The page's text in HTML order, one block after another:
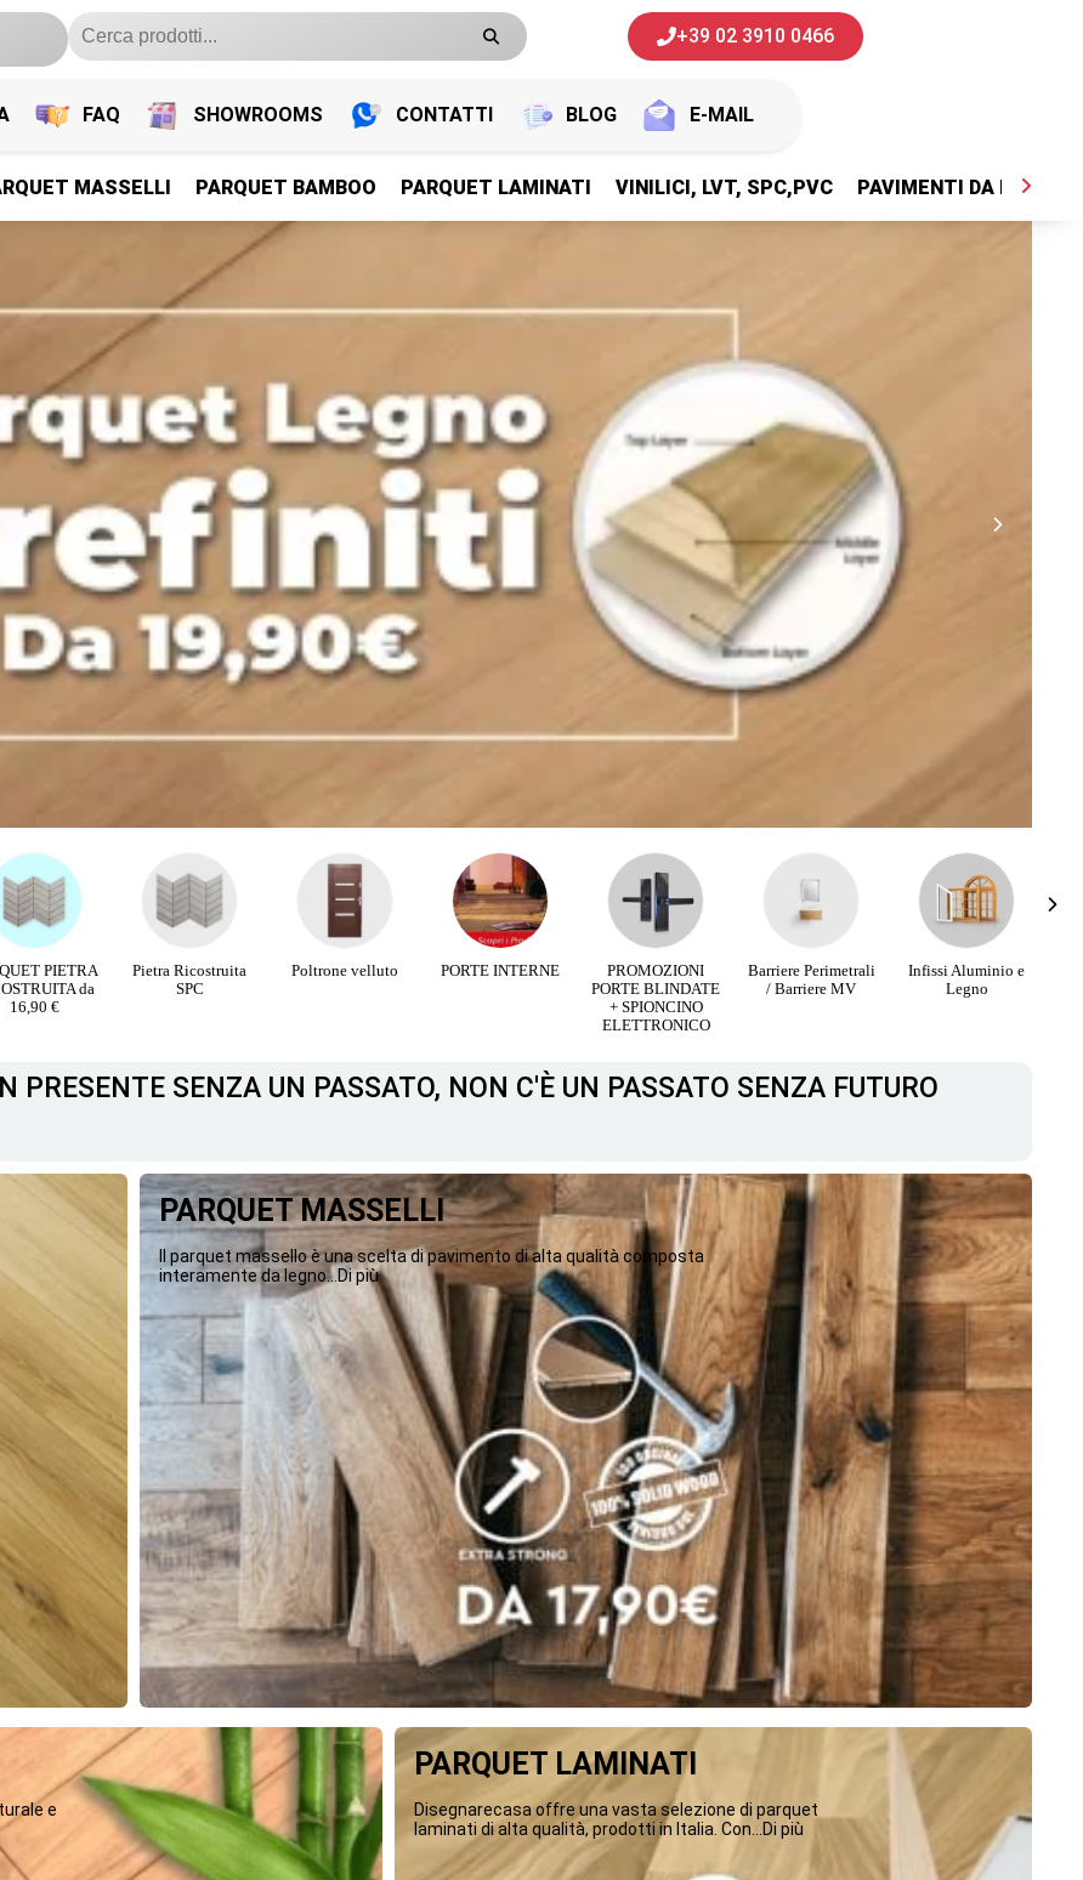
+39 02 3910 0466
FAQ SHOWROOMS CONTATTI BLOG E-MAIL
PARQUET PREFINITI
Parquet Legno Prefiniti
MASSELLI PARQUET BAMBOO PARQUET LAMINATI VINILICI, LVT, SPC,PVC PAVIMENTI DA ESTERNI
PARQUET PREFINITI
Parquet Legno Prefiniti
PIETRA
da
16,90 €
Pietra Ricostruita
SPC
Poltrone velluto PORTE INTERNE
PROMOZIONI
PORTE BLINDATE
+ SPIONCINO
ELETTRONICO
Barriere Perimetrali
/ Barriere MV
Infissi Aluminio e
Legno
PRESENTE SENZA UN PASSATO, NON C'È UN PASSATO SENZA FUTURO
PARQUET MASSELLI
Il parquet massello è una scelta di pavimento di alta qualità composta
interamente da legno...Di più
e
PARQUET LAMINATI
Disegnarecasa offre una vasta selezione di parquet
laminati di alta qualità, prodotti in Italia. Con...Di più